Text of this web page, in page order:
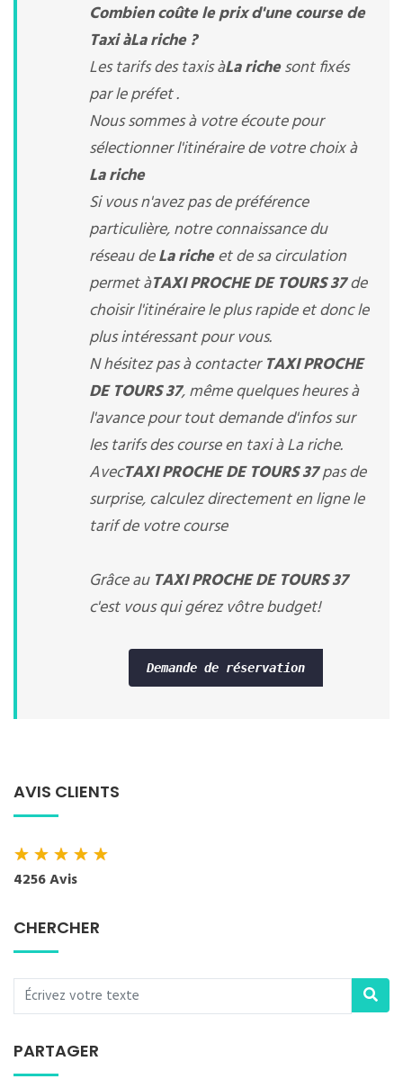
Combien coûte le prix d'une course de
Taxi àLa riche?
Les tarifs des taxis àLa richesont fixés
par le préfet .
Nous sommes à votre écoute pour
sélectionner l'itinéraire de votre choix à
La riche
Si vous n'avez pas de préférence
particulière, notre connaissance du
réseau deLa richeet de sa circulation
permet àTAXI PROCHE DE TOURS 37de
choisir l'itinéraire le plus rapide et donc le
plus intéressant pour vous.
N hésitez pas à contacterTAXI PROCHE
DE TOURS 37, même quelques heures à
l'avance pour tout demande d'infos sur
les tarifs des course en taxi à La riche.
AvecTAXI PROCHE DE TOURS 37pas de
surprise, calculez directement en ligne le
tarif de votre course
Grâce au TAXI PROCHE DE TOURS 37
c'est vous qui gérez vôtre budget!
Demande de réservation
AVIS CLIENTS
★★★★★
4256 Avis
CHERCHER
PARTAGER